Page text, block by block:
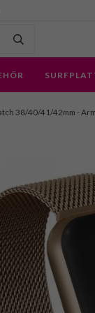
38/40/41/42mm -